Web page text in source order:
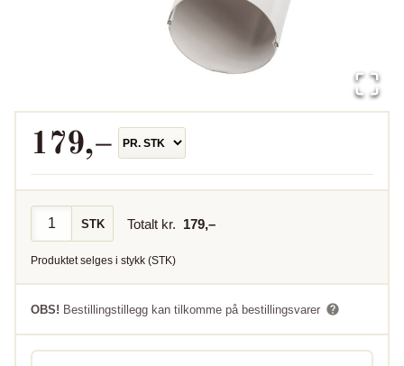
179,–
STK Totalt kr. 179,–
Produktet selges i stykk (STK)
OBS! Bestillingstillegg kan tilkomme på bestillingsvarer